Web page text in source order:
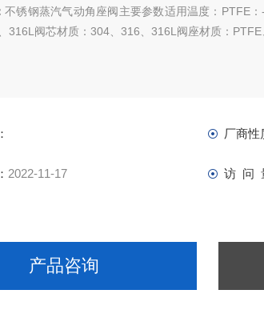
不锈钢蒸汽气动角座阀主要参数适用温度：PTFE
316L阀芯材质：304、316、316L阀座材质：
厂商性
2022-11-17 访 问
产品咨询